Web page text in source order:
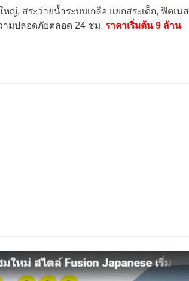
ญ่, สระว่ายน้ำระบบเกลือ แยกสระเด็ก, ฟิตเนส
ามปลอดภัยตลอด 24 ชม. ราคาเริ่มต้น 9 ล้าน